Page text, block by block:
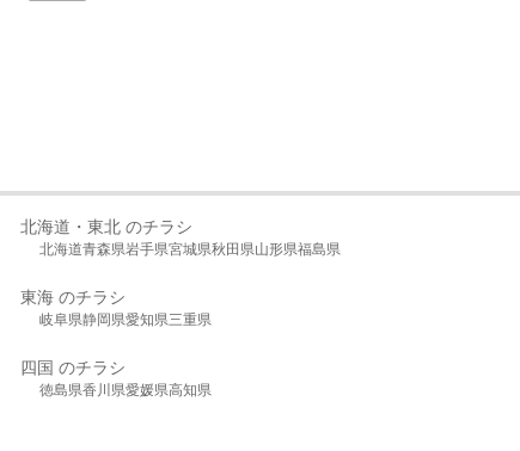
北海道・東北 のチラシ
北海道青森県岩手県宮城県秋田県山形県福島県
東海 のチラシ
岐阜県静岡県愛知県三重県
四国 のチラシ
徳島県香川県愛媛県高知県